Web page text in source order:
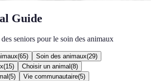
Guide
seniors pour le soin des animaux
(65) Soin des animaux(29)
(15) Choisir un animal (8)
(5) Vie communautaire(5)